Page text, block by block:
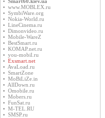
• www.MOBLEX.ru
• SymbiWare.org
• Nokia-World.ru
• LineCinema.ru
• Dimonvideo.ru
• Mobile-WareZ
• BestSmart.ru
• KOMAP.net.ru
• you-mobil.ru
• Exsmart.net
• AvaLoad.ru
• SmartZone
• MoBiLiZe.in
• AllDown.ru
• Оmobile.ru
• Mobers.ru
• FunSat.ru
• M-TEL.RU
• SMSP.ru